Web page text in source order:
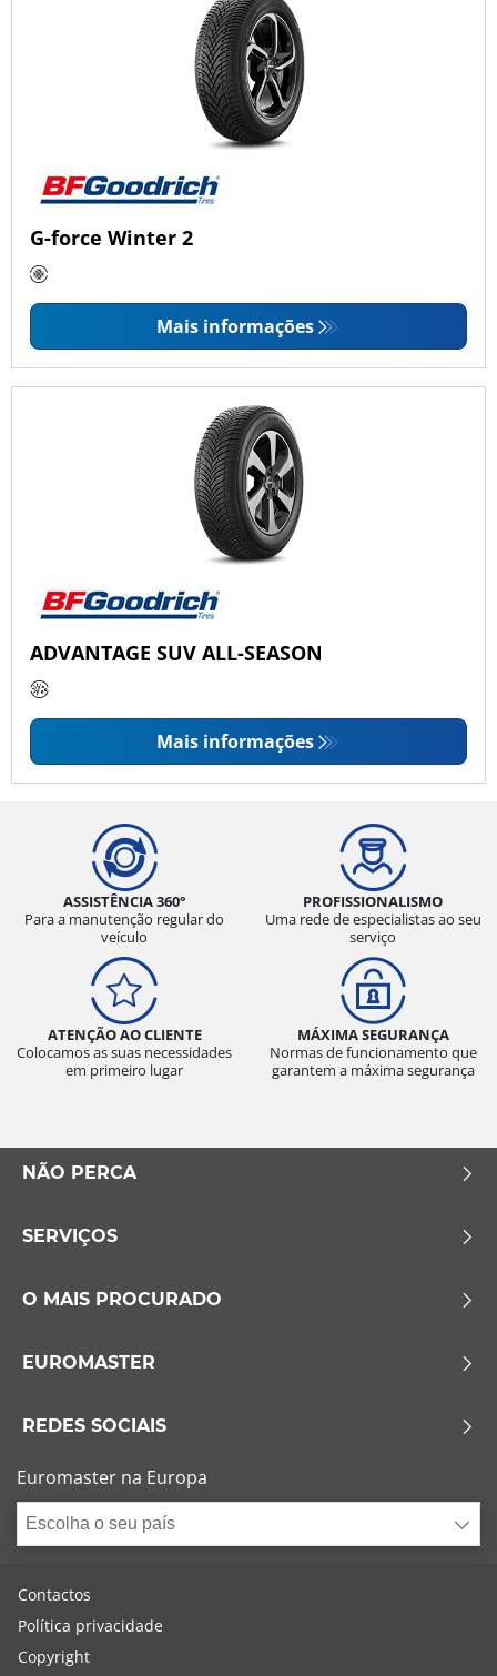
G-force Winter 2
Mais informações
ADVANTAGE SUV ALL-SEASON
Mais informações
ASSISTÊNCIA 360°
Para a manutenção regular do
veículo
PROFISSIONALISMO
Uma rede de especialistas ao seu
serviço
ATENÇÃO AO CLIENTE
Colocamos as suas necessidades
em primeiro lugar
MÁXIMA SEGURANÇA
Normas de funcionamento que
garantem a máxima segurança
NÃO PERCA
SERVIÇOS
O MAIS PROCURADO
EUROMASTER
REDES SOCIAIS
Euromaster na Europa
Escolha o seu país
Contactos
Política privacidade
Copyright